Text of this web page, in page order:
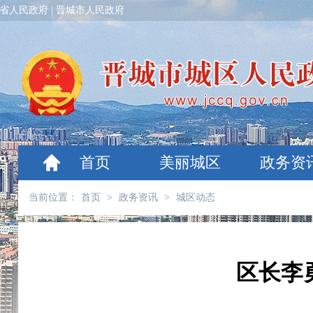
人民政府 晋城市人民政府
首页 美丽城区 政务资
当前位置： 首页 > 政务资讯 > 城区动态
区长李